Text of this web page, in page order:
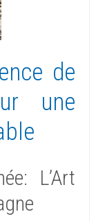
de
une
L’Art